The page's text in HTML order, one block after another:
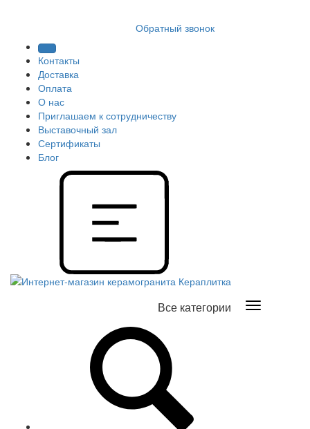
Обратный звонок
Контакты
Доставка
Оплата
О нас
Приглашаем к сотрудничеству
Выставочный зал
Сертификаты
Блог
Все категории